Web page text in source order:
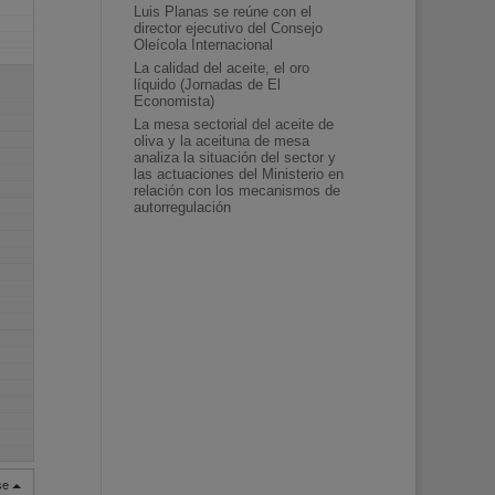
Luis Planas se reúne con el
director ejecutivo del Consejo
Oleícola Internacional
La calidad del aceite, el oro
líquido (Jornadas de El
Economista)
La mesa sectorial del aceite de
oliva y la aceituna de mesa
analiza la situación del sector y
las actuaciones del Ministerio en
relación con los mecanismos de
autorregulación